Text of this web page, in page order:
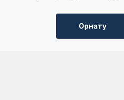
Орнату